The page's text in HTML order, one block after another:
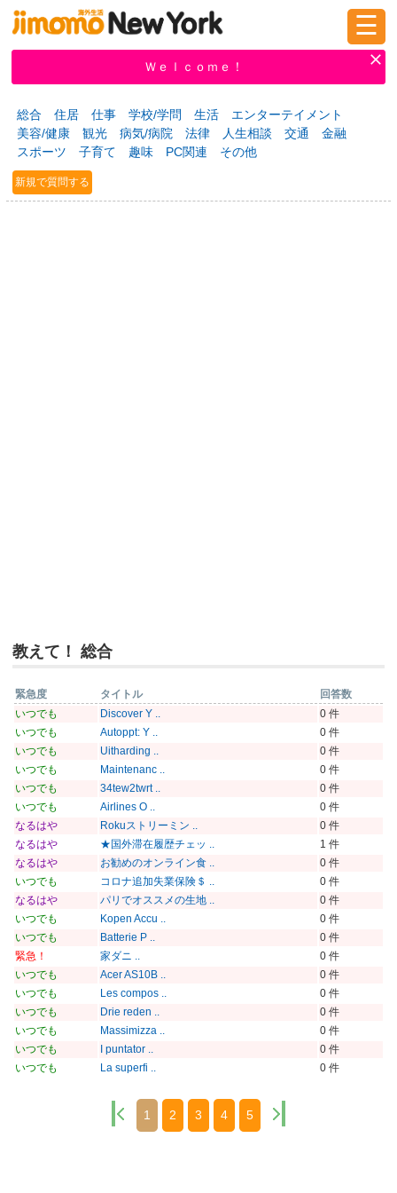
新規登録
掲示板 タウン情報 教えて！
☰
Ｗｅｌｃｏｍｅ！
総合 住居 仕事 学校/学問 生活
エンターテイメント
美容/健康
観光 病気/病院 法律 人生相談 交通
金融
スポーツ
子育て 趣味 PC関連 その他
新規で質問する
教えて！ 総合
緊急度 タイトル
回答数
いつでも
Discover Y ..
0 件
いつでも
Autoppt: Y ..
0 件
いつでも
Uitharding ..
0 件
いつでも
Maintenanc ..
0 件
いつでも
34tew2twrt ..
0 件
いつでも
Airlines O ..
0 件
なるはや
Rokuストリーミン ..
0 件
なるはや
★国外滞在履歴チェッ ..
1 件
なるはや
お勧めのオンライン食 ..
0 件
いつでも
コロナ追加失業保険＄ ..
0 件
なるはや
パリでオススメの生地 ..
0 件
いつでも
Kopen Accu ..
0 件
いつでも
Batterie P ..
0 件
緊急！
家ダニ ..
0 件
いつでも
Acer AS10B ..
0 件
いつでも
Les compos ..
0 件
いつでも
Drie reden ..
0 件
いつでも
Massimizza ..
0 件
いつでも
I puntator ..
0 件
いつでも
La superfi .. 0 件
1 2 3 4 5